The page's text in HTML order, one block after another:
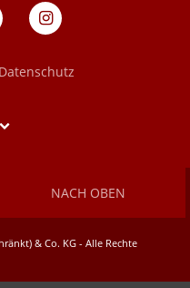
Blog
eventpeppers
Datenschutz
NACH OBEN
& Co. KG - Alle Rechte